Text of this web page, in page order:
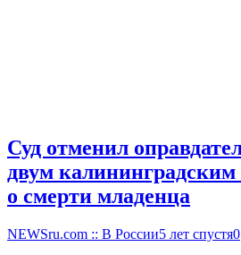
Суд отменил
двум калининградским
о смерти младенца
NEWSru.com :: В России5 лет спустя0